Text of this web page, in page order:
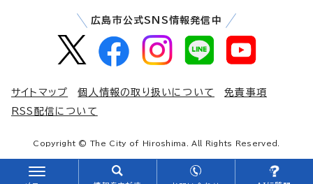
広島市公式SNS情報発信中
サイトマップ 個人情報の取り扱いについて
免責事項
RSS配信について
Copyright © The City of Hiroshima. All Rights Reserved.